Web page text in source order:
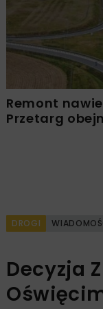
Remont
Przetarg
DROGI
Decyzja